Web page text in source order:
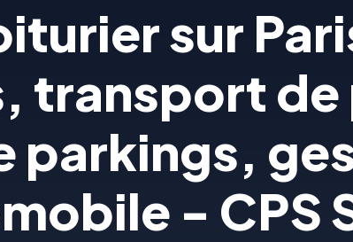
sur
transport de
parkings,
- CPS